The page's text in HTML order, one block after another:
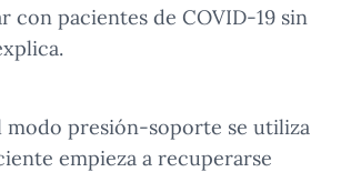
con pacientes de COVID-19 sin
modo presión-soporte se utiliza
empieza a recuperarse